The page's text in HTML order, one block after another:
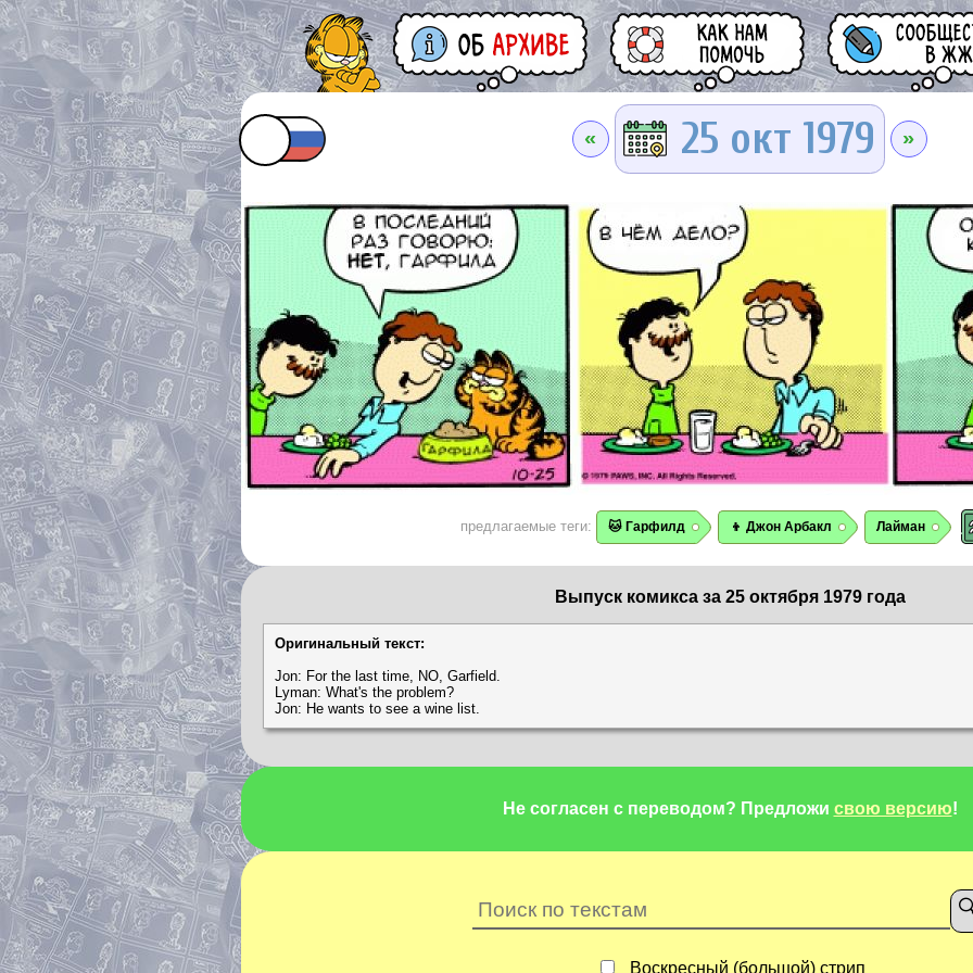
« 25 окт 1979 »
предлагаемые теги: 🐱 Гарфилд 👦 Джон Арбакл Лайман
Выпуск комикса за 25 октября 1979 года
Оригинальный текст:
Jon: For the last time, NO, Garfield.
Lyman: What's the problem?
Jon: He wants to see a wine list.
Не согласен с переводом? Предложи свою версию!
Воскресный (большой) стрип